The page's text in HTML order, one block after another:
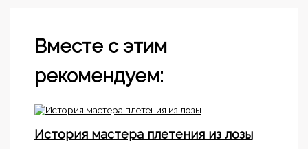
Вместе с этим
рекомендуем:
История мастера плетения из лозы